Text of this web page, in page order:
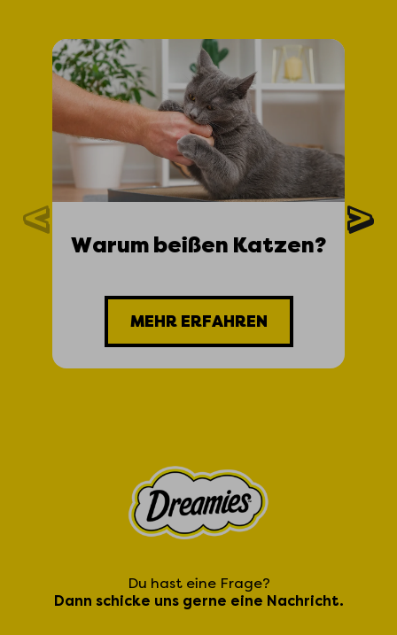
Warum beißen Katzen?
MEHR ERFAHREN
Du hast eine Frage?
Dann schicke uns gerne eine Nachricht.